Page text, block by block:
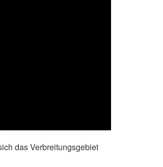
das Verbreitungsgebiet